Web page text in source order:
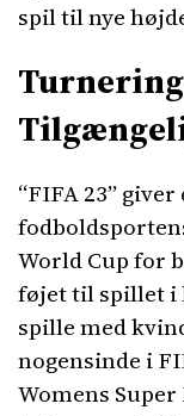
spil til nye
“FIFA 23”
World Cup for
føjet til spillet i
spille med
nogensinde i
Womens